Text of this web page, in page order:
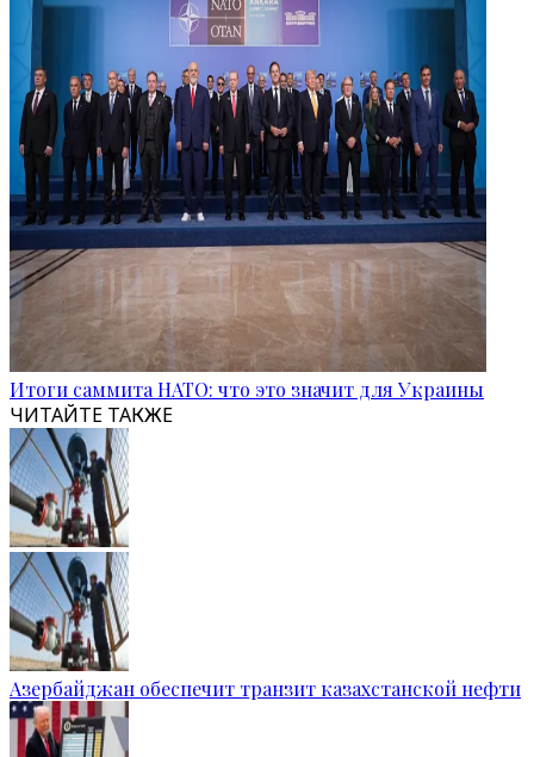
Итоги саммита НАТО: что это значит для Украины
ЧИТАЙТЕ ТАКЖЕ
Азербайджан обеспечит транзит казахстанской нефти